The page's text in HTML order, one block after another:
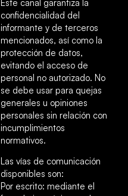
Este canal garantiza la
confidencialidad del
informante y de terceros
mencionados, así como la
protección de datos,
evitando el acceso de
personal no autorizado. No
se debe usar para quejas
generales u opiniones
personales sin relación con
incumplimientos
normativos.
Las vías de comunicación
disponibles son:
Por escrito: mediante el